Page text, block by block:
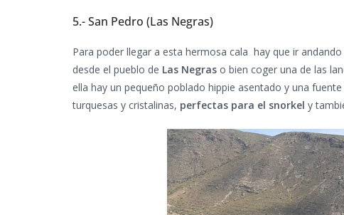
5.- San Pedro (Las Negras)
Para poder llegar a esta hermosa cala hay que ir
desde el pueblo de Las Negras o bien coger una de las
ella hay un pequeño poblado hippie asentado y una
turquesas y cristalinas, perfectas para el snorkel y